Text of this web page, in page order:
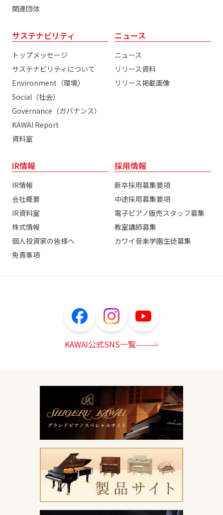
関連団体
サステナビリティ
トップメッセージ
サステナビリティについて
Environment（環境）
Social（社会）
Governance（ガバナンス）
KAWAI Report
資料室
ニュース
ニュース
リリース資料
リリース掲載画像
IR情報
IR情報
会社概要
IR資料室
株式情報
個人投資家の皆様へ
免責事項
採用情報
新卒採用募集要項
中途採用募集要項
電子ピアノ販売スタッフ募集
教室講師募集
カワイ音楽学園生徒募集
KAWAI公式SNS一覧